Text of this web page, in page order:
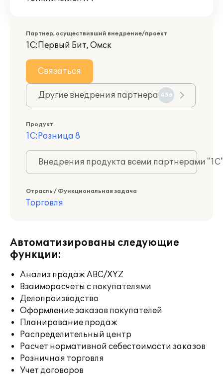
Партнер, осуществивший внедрение/проект
1С:Первый Бит, Омск
Связаться
Другие внедрения партнера 456
Продукт
1С:Розница 8
Внедрения продукта всеми партнерами
Отрасль / Функциональная задача
Торговля
Автоматизированы следующие
функции:
Анализ продаж ABC/XYZ
Взаиморасчеты с покупателями
Делопроизводство
Оформление заказов покупателей
Планирование продаж
Распределительный центр
Расчет нормативной себестоимости заказов
Розничная торговля
Учет договоров